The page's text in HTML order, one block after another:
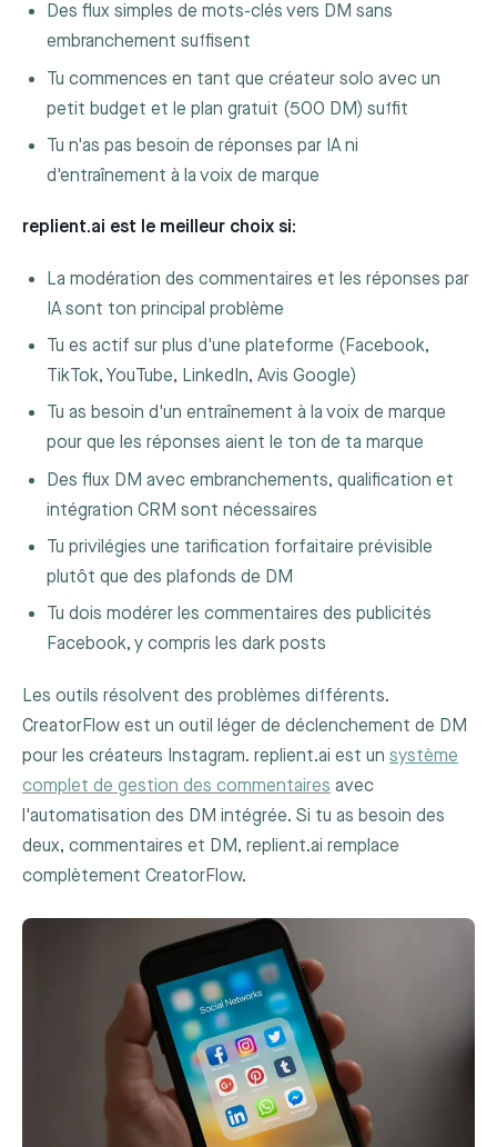
Des flux simples de mots-clés vers DM sans
embranchement suffisent
Tu commences en tant que créateur solo avec un
petit budget et le plan gratuit (500 DM) suffit
Tu n'as pas besoin de réponses par IA ni
d'entraînement à la voix de marque
replient.ai est le meilleur choix si:
La modération des commentaires et les réponses par
IA sont ton principal problème
Tu es actif sur plus d'une plateforme (Facebook,
TikTok, YouTube, LinkedIn, Avis Google)
Tu as besoin d'un entraînement à la voix de marque
pour que les réponses aient le ton de ta marque
Des flux DM avec embranchements, qualification et
intégration CRM sont nécessaires
Tu privilégies une tarification forfaitaire prévisible
plutôt que des plafonds de DM
Tu dois modérer les commentaires des publicités
Facebook, y compris les dark posts
Les outils résolvent des problèmes différents.
CreatorFlow est un outil léger de déclenchement de DM
pour les créateurs Instagram. replient.ai est un système
complet de gestion des commentaires avec
l'automatisation des DM intégrée. Si tu as besoin des
deux, commentaires et DM, replient.ai remplace
complètement CreatorFlow.